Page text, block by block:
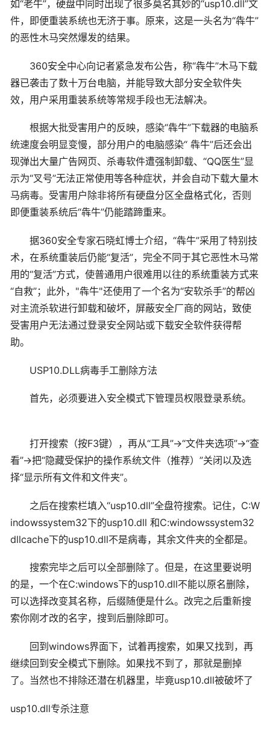
如“老牛”，硬盘中同时出现了很多莫名其妙的“usp10.dll”文
件，即便重装系统也无济于事。原来，这是一头名为“犇牛”
的恶性木马突然爆发的结果。
360安全中心向记者紧急发布公告，称“犇牛”木马下载
器已袭击了数十万台电脑，并能导致大部分安全软件失
效，用户采用重装系统等常规手段也无法解决。
根据大批受害用户的反映，感染“犇牛”下载器的电脑系
统速度会明显变慢，部分用户的电脑感染“ 犇牛”后还会出
现弹出大量广告网页、杀毒软件遭强制卸载、“QQ医生”显
示为“叉号”无法正常使用等各种症状，并会自动下载大量木
马病毒。受害用户除非将所有硬盘分区全盘格式化，否则
即便重装系统后“犇牛”仍能踏蹄重来。
据360安全专家石晓虹博士介绍，“犇牛”采用了特别技
术，在系统重装后仍能“复活”，完全不同于其它恶性木马常
用的“复活”方式，使普通用户很难用以往的系统重装方式来
“自救”；此外，"犇牛"还使用了一个名为“安软杀手”的帮凶
对主流杀软进行卸载和破坏，屏蔽安全厂商的网站，致使
受害用户无法通过登录安全网站或下载安全软件获得帮
助。
USP10.DLL病毒手工删除方法
首先，必须要进入安全模式下管理员权限登录系统。
打开搜索（按F3键），再从“工具”->“文件夹选项”->“查
看”->把“隐藏受保护的操作系统文件（推荐）”关闭以及选
择“显示所有文件和文件夹”。
之后在搜索栏填入“usp10.dll”全盘符搜索。记住，C:W
indowssystem32下的usp10.dll 和C:windowssystem32
dllcache下的usp10.dll不是病毒，其余文件夹的全都是。
搜索完毕之后可以全部删除了。但是，在这里要说明
的是，一个在C:windows下的usp10.dll不能以原名删除，
可以选择改变其名称，后缀随便是什么。改完之后重新搜
索你刚才改的名字，搜到后删除即可。
回到windows界面下，试着再搜索，如果又找到，再
继续回到安全模式下删除。如果找不到了，那就是删掉
了。当然也不排除还潜在机器里，毕竟usp10.dll被破坏了
usp10.dll专杀注意